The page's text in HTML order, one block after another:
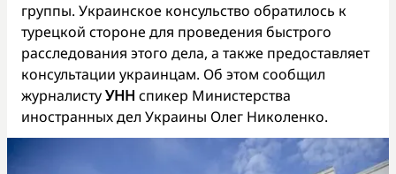
группы. Украинское консульство обратилось к
турецкой стороне для проведения быстрого
расследования этого дела, а также предоставляет
консультации украинцам. Об этом сообщил
журналистуУНН спикер Министерства
иностранных дел Украины Олег Николенко.